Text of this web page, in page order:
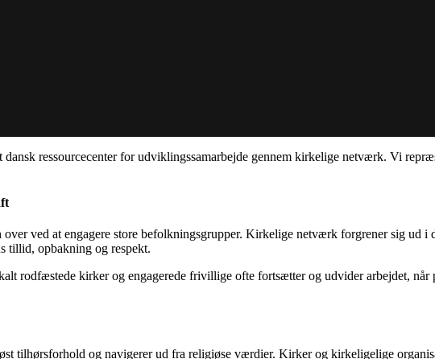
ressourcecenter for udviklingssamarbejde gennem kirkelige netværk. Vi
ved at engagere store befolkningsgrupper. Kirkelige netværk forgrener sig ud i
tillid, opbakning og respekt.
rodfæstede kirker og engagerede frivillige ofte fortsætter og udvider arbejdet, når
tilhørsforhold og navigerer ud fra religiøse værdier. Kirker og kirkeligelige